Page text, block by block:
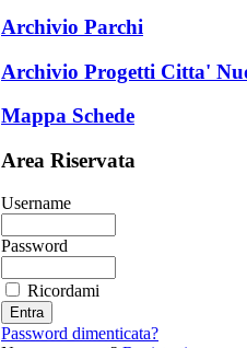
Archivio Parchi
Archivio Progetti Citta'
Mappa Schede
Area Riservata
Username
Password
Ricordami
Password dimenticata?